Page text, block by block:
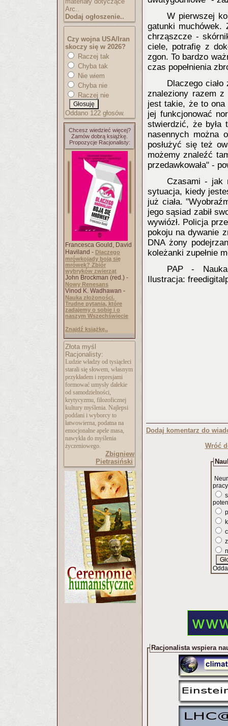
Arc..
Dodaj ogłoszenie..
Czy wojna USA/Iran
skoczy się w 2026?
Raczej tak
Chyba tak
Nie wiem
Chyba nie
Raczej nie
Oddano 122 głosów.
Chcesz wiedzieć więcej?
Zamów dobrą książkę.
Propozycje Racjonalisty:
Francesca Gould, David
Haviland - Dlaczego
mrówkojady boją się
mrówek? Zbiór
wybryków zwierząt
John Brockman (red.) -
Nowy Renesans
Vinod K. Wadhawan -
Nauka złożoności.
Trudne pytania, które
zadajemy o sobie i o
naszym Wszechświecie
Znajdź książkę..
Złota myśl
Racjonalisty:
Ludzie władzy od tysiącleci
starali się słowem, własnym
przykładem i represjami
formować umysły dalekie
od samodzielności,
krytycyzmu, filozoficznej
kultury myślenia. Najlepsi
poddani i wyborcy to
łatwowierna, podatna na
emocjonalne apele masa,
nawykła do myślenia
życzeniowego.
Zbigniew
Pietrasiński
W pierwszej
gatunki muchówek.
chrząszcze -
ciele, potrafię z
zgon. To bardzo
czas popełnienia
Dlaczego
znaleziony razem z
jest takie, że to ona
jej funkcjonować
stwierdzić, że była
nasennych można
posłużyć się też
możemy znaleźć
przedawkowała" -
Czasami - jak
sytuacja, kiedy
już ciała.
jego sąsiad zabił
wywiózł. Policja
pokoju na dywanie
DNA żony
koleżanki zupełnie
PAP -
Ilustracja:
Dodaj komentarz do
Wróć
Racjonalista wspiera